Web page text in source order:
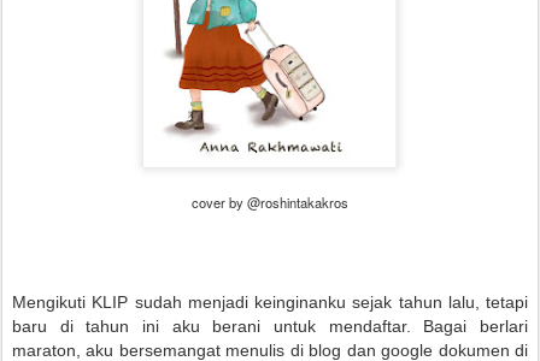
cover by @roshintakakros
Mengikuti KLIP sudah menjadi keinginanku sejak tahun lalu, tetapi
baru di tahun ini aku berani untuk mendaftar. Bagai berlari
maraton, aku bersemangat menulis di blog dan google dokumen di